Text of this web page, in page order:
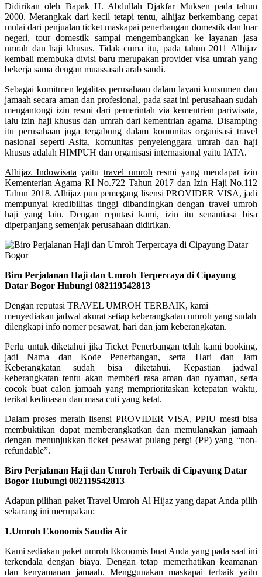
Didirikan oleh Bapak H. Abdullah Djakfar Muksen pada tahun
2000. Merangkak dari kecil tetapi tentu, alhijaz berkembang cepat
mulai dari penjualan ticket maskapai penerbangan domestik dan luar
negeri, tour domestik sampai mengembangkan ke layanan jasa
umrah dan haji khusus. Tidak cuma itu, pada tahun 2011 Alhijaz
kembali membuka divisi baru merupakan provider visa umrah yang
bekerja sama dengan muassasah arab saudi.
Sebagai komitmen legalitas perusahaan dalam layani konsumen dan
jamaah secara aman dan profesional, pada saat ini perusahaan sudah
mengantongi izin resmi dari pemerintah via kementrian pariwisata,
lalu izin haji khusus dan umrah dari kementrian agama. Disamping
itu perusahaan juga tergabung dalam komunitas organisasi travel
nasional seperti Asita, komunitas penyelenggara umrah dan haji
khusus adalah HIMPUH dan organisasi internasional yaitu IATA.
Alhijaz Indowisata yaitu travel umroh resmi yang mendapat izin
Kementerian Agama RI No.722 Tahun 2017 dan Izin Haji No.112
Tahun 2018. Alhijaz pun pemegang lisensi PROVIDER VISA, jadi
mempunyai kredibilitas tinggi dibandingkan dengan travel umroh
haji yang lain. Dengan reputasi kami, izin itu senantiasa bisa
diperpanjang semenjak perusahaan didirikan.
Biro Perjalanan Haji dan Umroh Terpercaya di Cipayung
Datar Bogor Hubungi 082119542813
Dengan reputasi TRAVEL UMROH TERBAIK, kami
menyediakan jadwal akurat setiap keberangkatan umroh yang sudah
dilengkapi info nomer pesawat, hari dan jam keberangkatan.
Perlu untuk diketahui jika Ticket Penerbangan telah kami booking,
jadi Nama dan Kode Penerbangan, serta Hari dan Jam
Keberangkatan sudah bisa diketahui. Kepastian jadwal
keberangkatan tentu akan memberi rasa aman dan nyaman, serta
cocok buat calon jamaah yang memprioritaskan ketepatan waktu,
terikat kedinasan dan masa cuti yang ketat.
Dalam proses meraih lisensi PROVIDER VISA, PPIU mesti bisa
membuktikan dapat memberangkatkan dan memulangkan jamaah
dengan menunjukkan ticket pesawat pulang pergi (PP) yang “non-
refundable”.
Biro Perjalanan Haji dan Umroh Terbaik di Cipayung Datar
Bogor Hubungi 082119542813
Adapun pilihan paket Travel Umroh Al Hijaz yang dapat Anda pilih
sekarang ini merupakan:
1.Umroh Ekonomis Saudia Air
Kami sediakan paket umroh Ekonomis buat Anda yang pada saat ini
terkendala dengan biaya. Dengan tetap memerhatikan keamanan
dan kenyamanan jamaah. Menggunakan maskapai terbaik yaitu